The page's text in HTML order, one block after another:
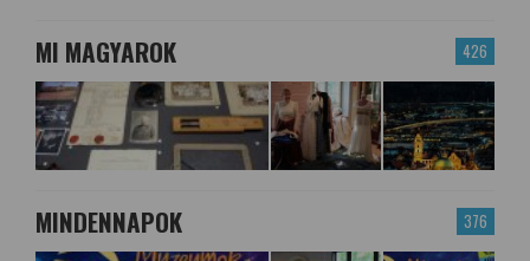
426
MI MAGYAROK
376
MINDENNAPOK